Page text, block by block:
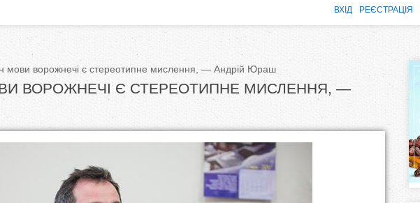
мови ворожнечі є стереотипне мислення, — Андрій Юраш
ВОРОЖНЕЧІ Є СТЕРЕОТИПНЕ МИСЛЕННЯ, —
ВХІД РЕЄСТРАЦІЯ